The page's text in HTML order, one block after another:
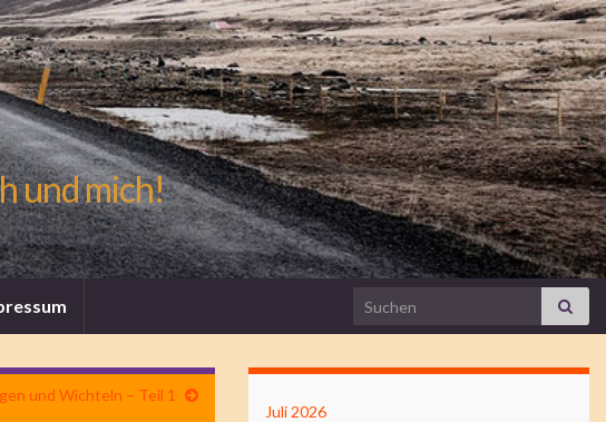
und mich!
Search for:
und Wichteln – Teil 1
Juli 2026